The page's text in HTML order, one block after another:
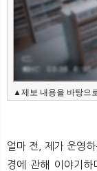
▲제보 내용을 바탕으
얼마 전, 제가 운영
경에 관해 이야기하